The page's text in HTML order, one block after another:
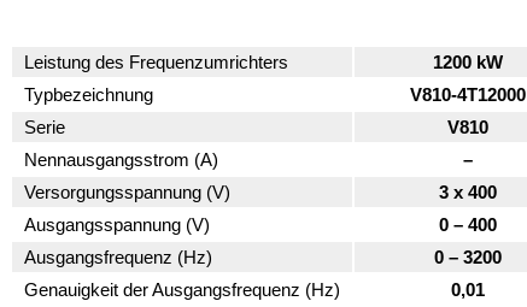
Leistung des Frequenzumrichters
1200 kW
Typbezeichnung
V810-4T12000
Serie
V810
Nennausgangsstrom (A)
–
Versorgungsspannung (V)
3 x 400
Ausgangsspannung (V)
0 – 400
Ausgangsfrequenz (Hz)
0 – 3200
Genauigkeit der Ausgangsfrequenz (Hz)
0,01